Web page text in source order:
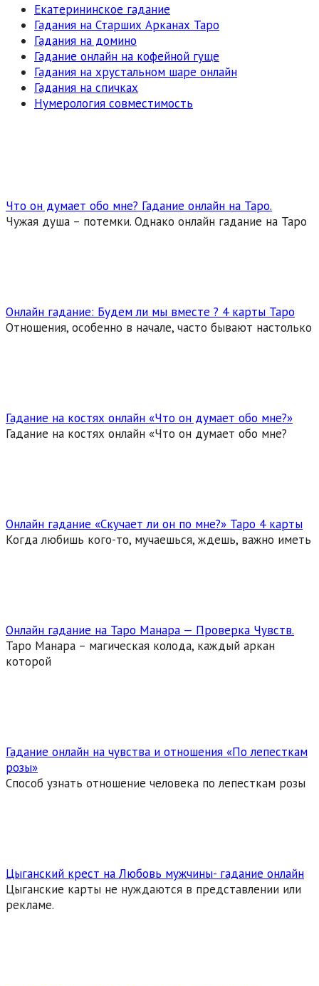
Екатерининское гадание
Гадания на Старших Арканах Таро
Гадания на домино
Гадание онлайн на кофейной гуще
Гадания на хрустальном шаре онлайн
Гадания на спичках
Нумерология совместимость
Что он думает обо мне? Гадание онлайн на Таро.
Чужая душа – потемки. Однако онлайн гадание на Таро
Онлайн гадание: Будем ли мы вместе ? 4 карты Таро
Отношения, особенно в начале, часто бывают настолько
Гадание на костях онлайн «Что он думает обо мне?»
Гадание на костях онлайн «Что он думает обо мне?
Онлайн гадание «Скучает ли он по мне?» Таро 4 карты
Когда любишь кого-то, мучаешься, ждешь, важно иметь
Онлайн гадание на Таро Манара — Проверка Чувств.
Таро Манара – магическая колода, каждый аркан
которой
Гадание онлайн на чувства и отношения «По лепесткам
розы»
Способ узнать отношение человека по лепесткам розы
Цыганский крест на Любовь мужчины- гадание онлайн
Цыганские карты не нуждаются в представлении или
рекламе.